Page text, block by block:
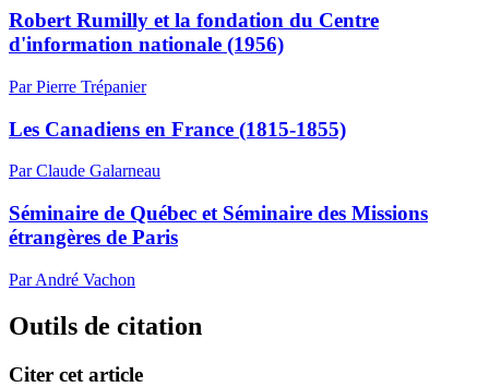
Robert Rumilly et la fondation du Centre
d'information nationale (1956)
Par Pierre Trépanier
Les Canadiens en France (1815-1855)
Par Claude Galarneau
Séminaire de Québec et Séminaire des Missions
étrangères de Paris
Par André Vachon
Outils de citation
Citer cet article